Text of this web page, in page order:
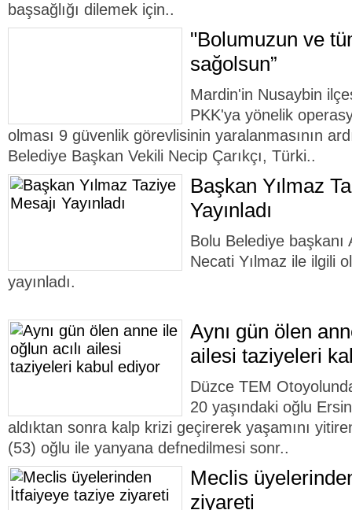
başsağlığı dilemek için..
"Bolumuzun ve
sağolsun”
Mardin'in Nusaybin
PKK'ya yönelik
olması 9 güvenlik görevlisinin yaralanmasının
Belediye Başkan Vekili Necip Çarıkçı, Türki..
Başkan Yılmaz
Yayınladı
Bolu Belediye başkanı
Necati Yılmaz ile ilgili
yayınladı.
Aynı gün ölen
ailesi taziyeleri
Düzce TEM
20 yaşındaki oğlu Ersin
aldıktan sonra kalp krizi geçirerek yaşamını
(53) oğlu ile yanyana defnedilmesi sonr..
Meclis
ziyareti